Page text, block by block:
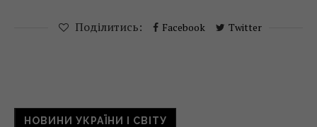
Поділитись: Facebook Twitter
НОВИНИ УКРАЇНИ І СВІТУ